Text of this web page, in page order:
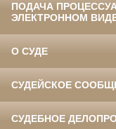
ПОДАЧА
ЭЛЕКТРОННОМ
О СУДЕ
СУДЕЙСКОЕ
СУДЕБНОЕ